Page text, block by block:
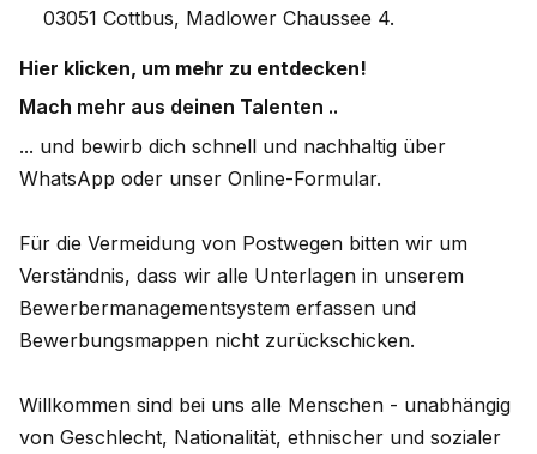
03051 Cottbus, Madlower Chaussee 4.
Hier klicken, um mehr zu entdecken!
Mach mehr aus deinen Talenten ..
... und bewirb dich schnell und nachhaltig über
WhatsApp oder unser Online-Formular.
Für die Vermeidung von Postwegen bitten wir um
Verständnis, dass wir alle Unterlagen in unserem
Bewerbermanagementsystem erfassen und
Bewerbungsmappen nicht zurückschicken.
Willkommen sind bei uns alle Menschen - unabhängig
von Geschlecht, Nationalität, ethnischer und sozialer